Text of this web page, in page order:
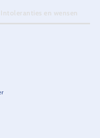
Intoleranties en wensen